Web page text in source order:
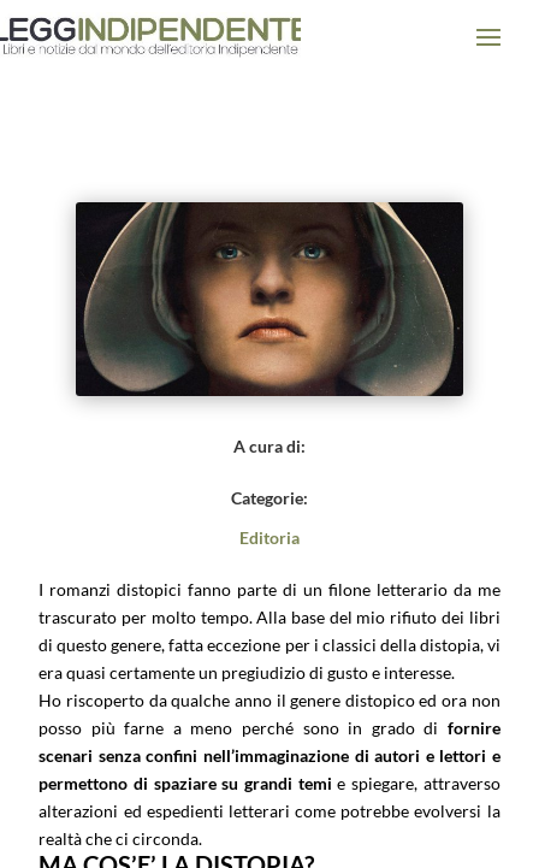
A cura di:
Categorie:
Editoria
I romanzi distopici fanno parte di un filone letterario da me
trascurato per molto tempo. Alla base del mio rifiuto dei libri
di questo genere, fatta eccezione per i classici della distopia, vi
era quasi certamente un pregiudizio di gusto e interesse.
Ho riscoperto da qualche anno il genere distopico ed ora non
posso più farne a meno perché sono in grado di fornire
scenari senza confini nell’immaginazione di autori e lettori e
permettono di spaziare su grandi temi e spiegare, attraverso
alterazioni ed espedienti letterari come potrebbe evolversi la
realtà che ci circonda.